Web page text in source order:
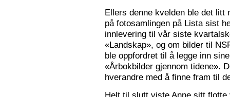
Ellers denne kvelden ble det litt
på fotosamlingen på Lista sist
innlevering til vår siste
«Landskap», og om bilder til
ble oppfordret til å legge inn
«Årbokbilder gjennom tidene».
hverandre med å finne fram til
Helt til slutt viste Anne sitt flotte